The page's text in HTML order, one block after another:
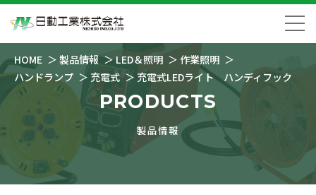
HOME 製品情報 LED＆照明
作業照明
ハンドランプ
充電式 充電式LEDライト ハンディフック
PRODUCTS
製品情報